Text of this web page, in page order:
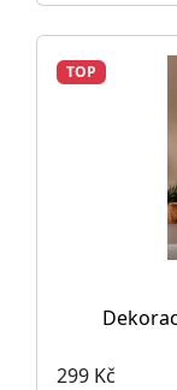
TOP
299 Kč